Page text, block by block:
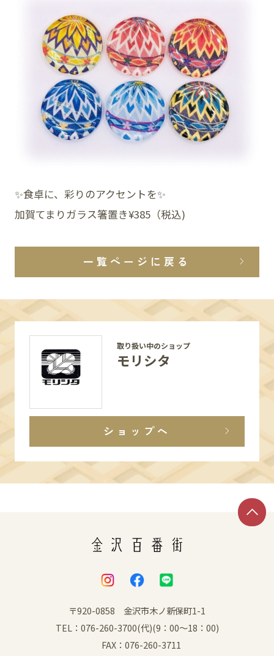
✨食卓に、彩りのアクセントを✨
加賀てまりガラス箸置き¥385（税込)
一覧ページに戻る
取り扱い中のショップ
モリシタ
ショップへ
〒920-0858 金沢市木ノ新保町1-1
TEL：076-260-3700(代)(9：00～18：00)
FAX：076-260-3711